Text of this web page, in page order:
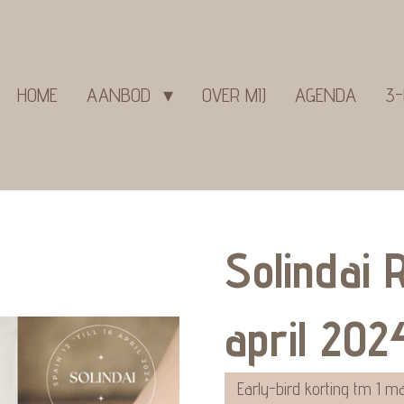
HOME AANBOD OVER MIJ AGENDA 3-
Solindai
april
Early-bird korting tm 1